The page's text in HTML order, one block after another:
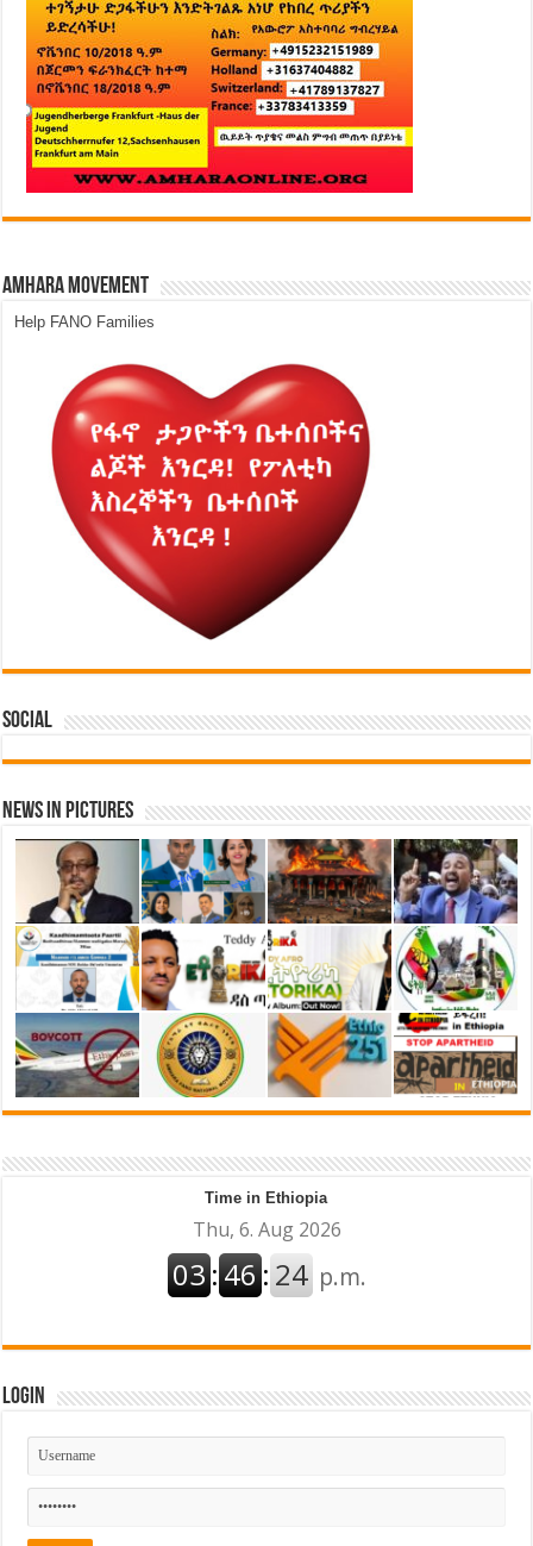
Amhara Movement
Help FANO Families
Social
News in Pictures
Time in Ethiopia
Login